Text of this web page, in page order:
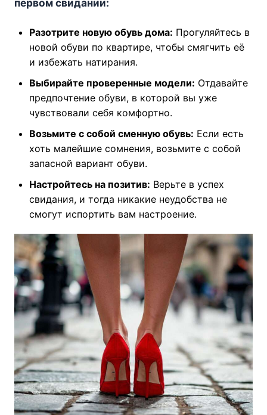
первом свидании:
Разотрите новую обувь дома: Прогуляйтесь в
новой обуви по квартире, чтобы смягчить её
и избежать натирания.
Выбирайте проверенные модели: Отдавайте
предпочтение обуви, в которой вы уже
чувствовали себя комфортно.
Возьмите с собой сменную обувь: Если есть
хоть малейшие сомнения, возьмите с собой
запасной вариант обуви.
Настройтесь на позитив: Верьте в успех
свидания, и тогда никакие неудобства не
смогут испортить вам настроение.